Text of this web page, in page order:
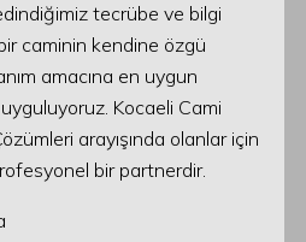
tecrübe ve bilgi
caminin kendine özgü
amacına en uygun
Kocaeli Cami
arayışında olanlar için
bir partnerdir.